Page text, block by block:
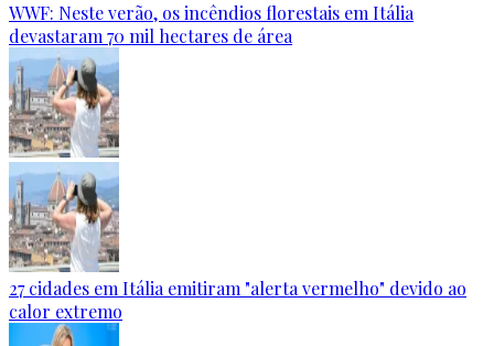
WWF: Neste verão, os incêndios florestais em Itália
devastaram 70 mil hectares de área
27 cidades em Itália emitiram "alerta vermelho" devido ao
calor extremo